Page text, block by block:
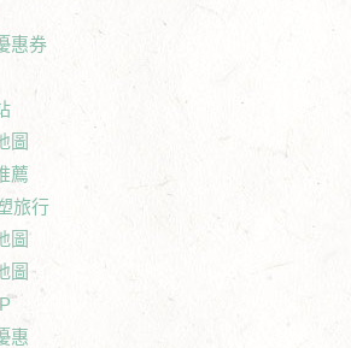
惠券
圖
薦
旅行
圖
圖
惠